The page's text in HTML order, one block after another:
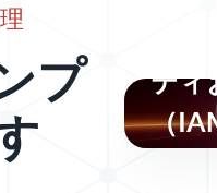
プ
ティ
（